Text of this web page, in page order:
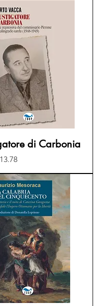
di Carbonia
Price